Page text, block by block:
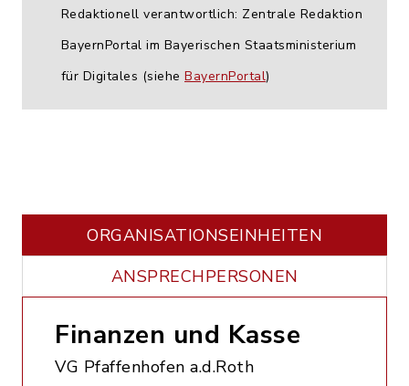
Redaktionell verantwortlich: Zentrale Redaktion
BayernPortal im Bayerischen Staatsministerium
für Digitales (siehe BayernPortal)
ORGANISATIONS­EINHEITEN
ANSPRECHPERSONEN
Finanzen und Kasse
VG Pfaffenhofen a.d.Roth